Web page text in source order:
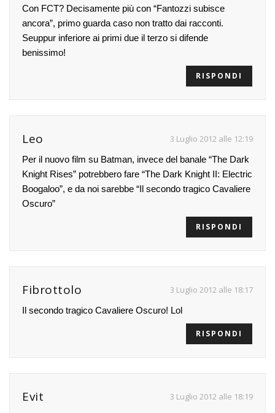
Con FCT? Decisamente più con “Fantozzi subisce
ancora”, primo guarda caso non tratto dai racconti.
Seuppur inferiore ai primi due il terzo si difende
benissimo!
RISPONDI
Leo 3 Luglio 2012 alle 12:19
Per il nuovo film su Batman, invece del banale “The Dark
Knight Rises” potrebbero fare “The Dark Knight II: Electric
Boogaloo”, e da noi sarebbe “Il secondo tragico Cavaliere
Oscuro”
RISPONDI
Fibrottolo 3 Luglio 2012 alle 18:17
Il secondo tragico Cavaliere Oscuro! Lol
RISPONDI
Evit 3 Luglio 2012 alle 18:19